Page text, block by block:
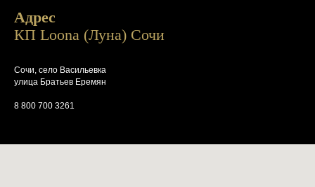
Адрес
КП Loona (Луна) Сочи
Сочи, село Васильевка
улица Братьев Еремян
8 800 700 3261